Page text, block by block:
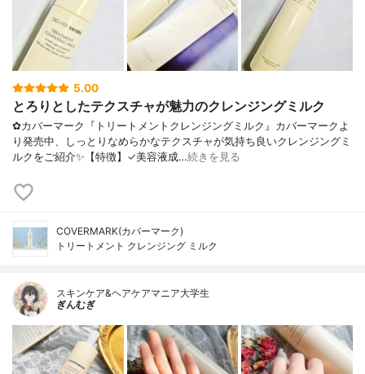
5.00
とろりとしたテクスチャが魅力のクレンジングミルク
✿カバーマーク『トリートメントクレンジングミルク』カバーマークよ
り発売中、しっとりなめらかなテクスチャが気持ち良いクレンジングミ
ルクをご紹介✨【特徴】✓美容液成…続きを見る
COVERMARK(カバーマーク)
トリートメント クレンジング ミルク
スキンケア&ヘアケアマニア大学生
ぎんむぎ